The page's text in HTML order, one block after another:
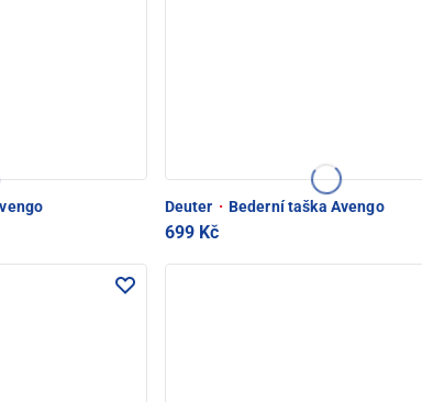
Deuter · Bederní taška Avengo
699 Kč